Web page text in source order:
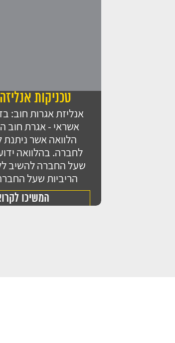
טכניקות
אנליזת אגרות חוב:
אשראי - אגרת חוב
הלוואה אשר ניתנת
לחברה. בהלוואה
שעל החברה להשיב
הריביות שעל
המשיכו